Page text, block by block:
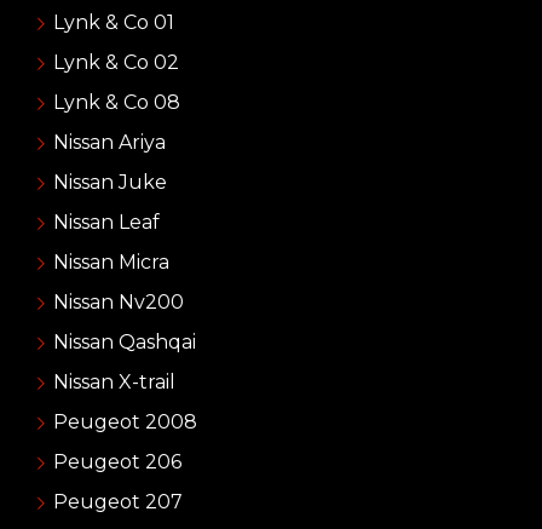
Lynk & Co 01
Lynk & Co 02
Lynk & Co 08
Nissan Ariya
Nissan Juke
Nissan Leaf
Nissan Micra
Nissan Nv200
Nissan Qashqai
Nissan X-trail
Peugeot 2008
Peugeot 206
Peugeot 207